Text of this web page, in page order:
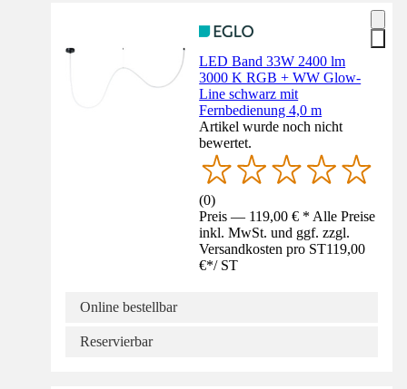
LED Band 33W 2400 lm
3000 K RGB + WW Glow-
Line schwarz mit
Fernbedienung 4,0 m
Artikel wurde noch nicht
bewertet.
(0)
Preis — 119,00 € * Alle Preise
inkl. MwSt. und ggf. zzgl.
Versandkosten pro ST119,00
€*/ ST
Online bestellbar
Reservierbar